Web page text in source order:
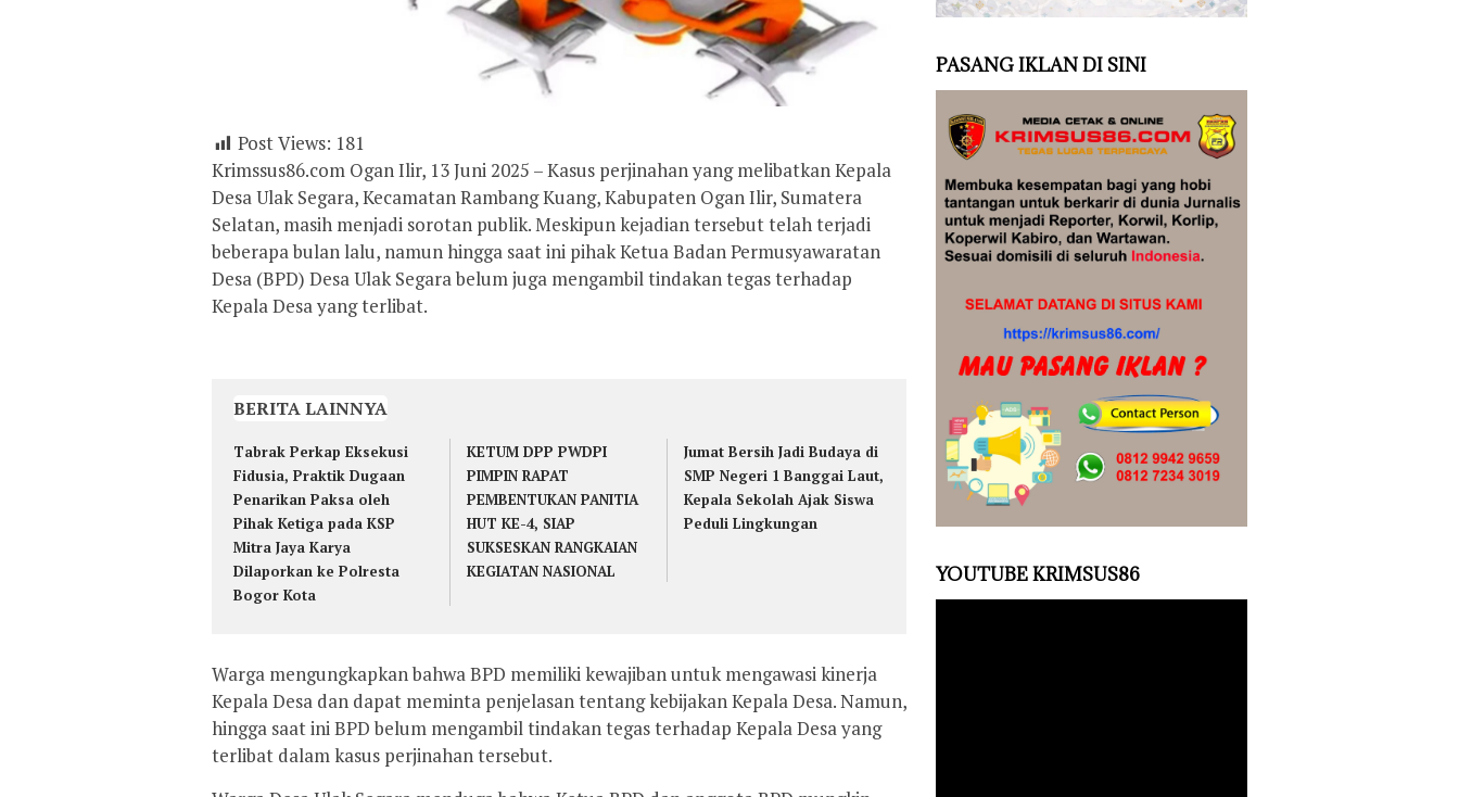
Post Views: 181
Krimssus86.com Ogan Ilir, 13 Juni 2025 – Kasus perjinahan yang melibatkan Kepala
Desa Ulak Segara, Kecamatan Rambang Kuang, Kabupaten Ogan Ilir, Sumatera
Selatan, masih menjadi sorotan publik. Meskipun kejadian tersebut telah terjadi
beberapa bulan lalu, namun hingga saat ini pihak Ketua Badan Permusyawaratan
Desa (BPD) Desa Ulak Segara belum juga mengambil tindakan tegas terhadap
Kepala Desa yang terlibat.
BERITA LAINNYA
Tabrak Perkap Eksekusi
Fidusia, Praktik Dugaan
Penarikan Paksa oleh
Pihak Ketiga pada KSP
Mitra Jaya Karya
Dilaporkan ke Polresta
Bogor Kota
KETUM DPP PWDPI
PIMPIN RAPAT
PEMBENTUKAN PANITIA
HUT KE-4, SIAP
SUKSESKAN RANGKAIAN
KEGIATAN NASIONAL
Jumat Bersih Jadi Budaya di
SMP Negeri 1 Banggai Laut,
Kepala Sekolah Ajak Siswa
Peduli Lingkungan
Warga mengungkapkan bahwa BPD memiliki kewajiban untuk mengawasi kinerja
Kepala Desa dan dapat meminta penjelasan tentang kebijakan Kepala Desa. Namun,
hingga saat ini BPD belum mengambil tindakan tegas terhadap Kepala Desa yang
terlibat dalam kasus perjinahan tersebut.
PASANG IKLAN DI SINI
YOUTUBE KRIMSUS86